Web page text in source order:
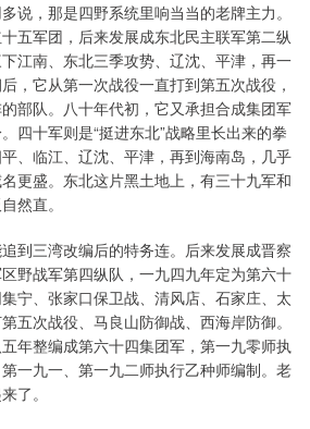
说，那是四野系统里响当当的老牌主力。
五军团，后来发展成东北民主联军第二纵
江南、东北三季攻势、辽沈、平津，再一
，它从第一次战役一直打到第五次战役，
部队。八十年代初，它又承担合成集团军
四十军则是“挺进东北”战略里长出来的拳
、临江、辽沈、平津，再到海南岛，几乎
更盛。东北这片黑土地上，有三十九军和
然直。
到三湾改编后的特务连。后来发展成晋察
野战军第四纵队，一九四九年定为第六十
宁、张家口保卫战、清风店、石家庄、太
五次战役、马良山防御战、西海岸防御。
年整编成第六十四集团军，第一九零师执
一九一、第一九二师执行乙种师编制。老
了。